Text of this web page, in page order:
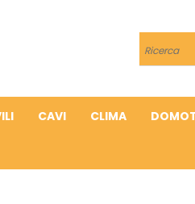
Cerca
CAVI CLIMA